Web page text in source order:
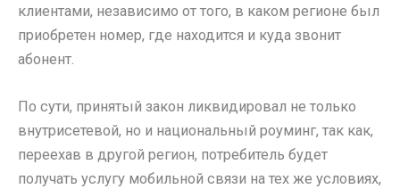
клиентами, независимо от того, в каком регионе был
приобретен номер, где находится и куда звонит
абонент.
По сути, принятый закон ликвидировал не только
внутрисетевой, но и национальный роуминг, так как,
переехав в другой регион, потребитель будет
получать услугу мобильной связи на тех же условиях,